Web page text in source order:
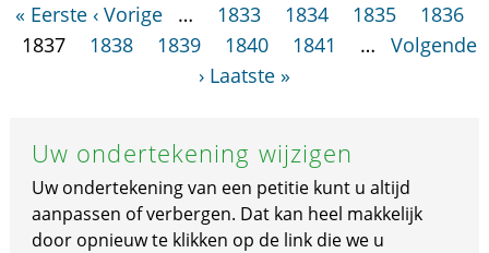
« Eerste ‹ Vorige … 1833 1834 1835
1836
1837
1838 1839 1840 1841 …
Volgende
› Laatste »
Uw ondertekening wijzigen
Uw ondertekening van een petitie kunt u altijd
aanpassen of verbergen. Dat kan heel makkelijk
door opnieuw te klikken op de link die we u